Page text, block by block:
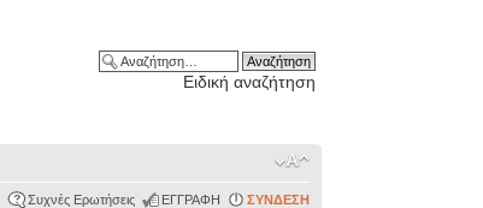
Ειδική αναζήτηση
Συχνές Ερωτήσεις ΕΓΓΡΑΦΗ ΣΥΝΔΕΣΗ